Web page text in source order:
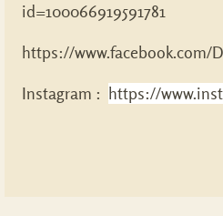
id=100066919591781
https://www.facebook.com/
Instagram : https://